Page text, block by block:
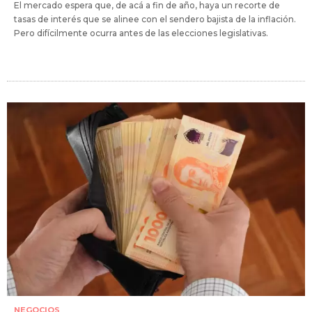
El mercado espera que, de acá a fin de año, haya un recorte de
tasas de interés que se alinee con el sendero bajista de la inflación.
Pero difícilmente ocurra antes de las elecciones legislativas.
NEGOCIOS